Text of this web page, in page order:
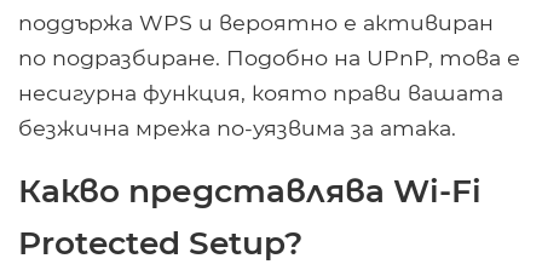
поддържа WPS и вероятно е активиран
по подразбиране. Подобно на UPnP, това е
несигурна функция, която прави вашата
безжична мрежа по-уязвима за атака.
Какво представлява Wi-Fi
Protected Setup?